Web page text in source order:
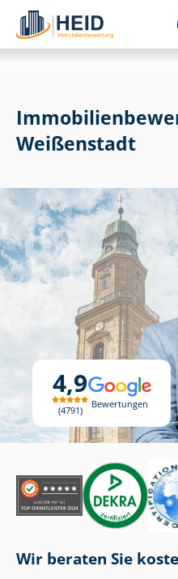
4,9
4791
Bewertungen
Weißenstadt
Wir beraten Sie